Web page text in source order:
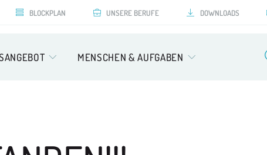
BLOCKPLAN UNSERE BERUFE DOWNLOADS
MENSCHEN & AUFGABEN